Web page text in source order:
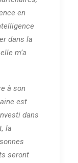
en
dans la
m’a
à son
est
dans
la
seront